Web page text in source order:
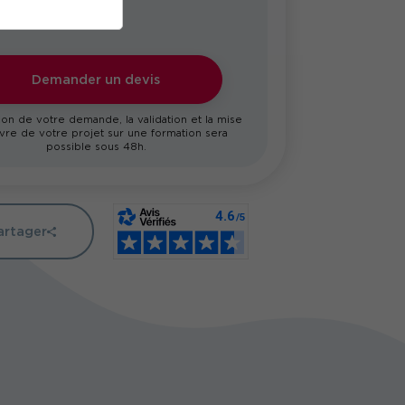
Demander un devis
de votre demande, la validation et la mise
de votre projet sur une formation sera
possible sous 48h.